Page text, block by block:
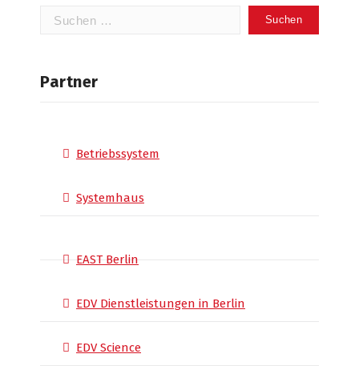
Suchen
Partner
Betriebssystem
Systemhaus
EAST Berlin
EDV Dienstleistungen in Berlin
EDV Science